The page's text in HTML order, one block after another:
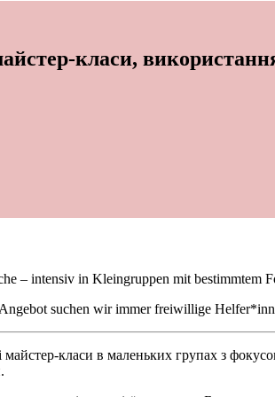
класи,
– intensiv in Kleingruppen mit bestimmtem
suchen wir immer freiwillige
майстер-класи в маленьких групах з